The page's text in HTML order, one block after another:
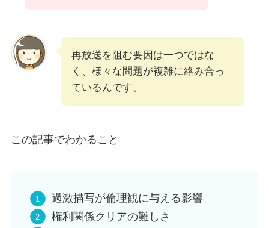
再放送を阻む要因は一つではな
く、様々な問題が複雑に絡み合っ
ているんです。
この記事でわかること
過激描写が倫理観に与える影響
権利関係クリアの難しさ